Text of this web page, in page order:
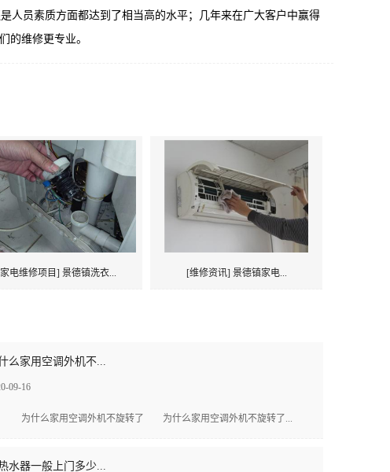
员素质方面都达到了相当高的水平；几年来在广大客户中赢得
的维修更专业。
电维修项目] 景德镇洗衣... [维修资讯] 景德镇家电...
么家用空调外机不...
09-16
为什么家用空调外机不旋转了 为什么家用空调外机不旋转了...
水器一般上门多少...